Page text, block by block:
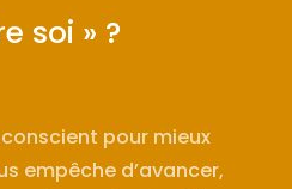
soi » ?
pour mieux
empêche d’avancer,